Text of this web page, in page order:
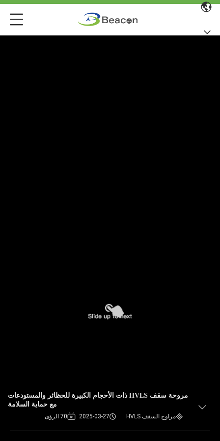
مروحة سقف HVLS ذات الأحجام الكبيرة للحظائر والمستودعات
مع حماية السلامة
مراوح السقف HVLS 2025-03-27 70 الرؤى